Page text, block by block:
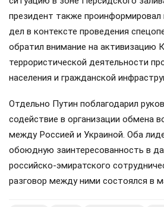
президент также проинформировал
дел в контексте проведения
обратил внимание на активизацию
террористической деятельности
населения и гражданской
Отдельно Путин поблагодарил
содействие в организации обмена
между Россией и Украиной. Оба
обоюдную заинтересованность в
российско-эмиратского
разговор между ними состоялся в